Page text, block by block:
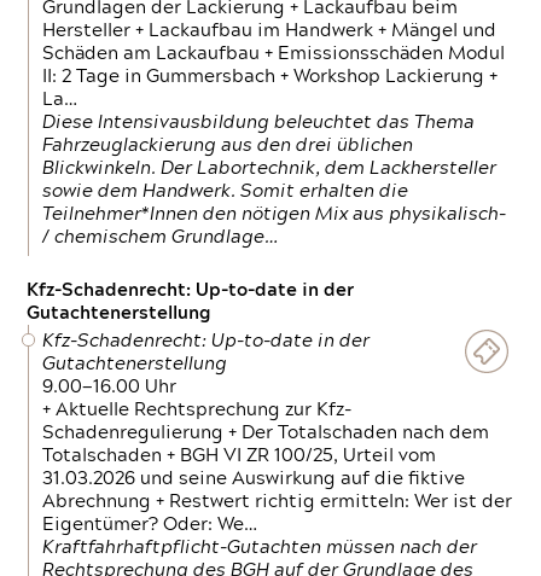
Grundlagen der Lackierung + Lackaufbau beim
Hersteller + Lackaufbau im Handwerk + Mängel und
Schäden am Lackaufbau + Emissionsschäden Modul
II: 2 Tage in Gummersbach + Workshop Lackierung +
La…
Diese Intensivausbildung beleuchtet das Thema
Fahrzeuglackierung aus den drei üblichen
Blickwinkeln. Der Labortechnik, dem Lackhersteller
sowie dem Handwerk. Somit erhalten die
Teilnehmer*Innen den nötigen Mix aus physikalisch-
/ chemischem Grundlage…
Kfz-Schadenrecht: Up-to-date in der
Gutachtenerstellung
Kfz-Schadenrecht: Up-to-date in der
Gutachtenerstellung
9.00—16.00 Uhr
+ Aktuelle Rechtsprechung zur Kfz-
Schadenregulierung + Der Totalschaden nach dem
Totalschaden + BGH VI ZR 100/25, Urteil vom
31.03.2026 und seine Auswirkung auf die fiktive
Abrechnung + Restwert richtig ermitteln: Wer ist der
Eigentümer? Oder: We…
Kraftfahrhaftpflicht-Gutachten müssen nach der
Rechtsprechung des BGH auf der Grundlage des